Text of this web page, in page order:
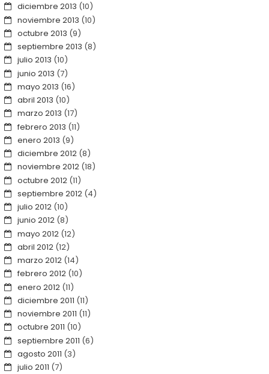
diciembre 2013 (10)
noviembre 2013 (10)
octubre 2013 (9)
septiembre 2013 (8)
julio 2013 (10)
junio 2013 (7)
mayo 2013 (16)
abril 2013 (10)
marzo 2013 (17)
febrero 2013 (11)
enero 2013 (9)
diciembre 2012(8)
noviembre 2012(18)
octubre 2012(11)
septiembre 2012(4)
julio 2012(10)
junio 2012(8)
mayo 2012(12)
abril 2012(12)
marzo 2012(14)
febrero 2012(10)
enero 2012(11)
diciembre 2011 (11)
noviembre 2011 (11)
octubre 2011 (10)
septiembre 2011 (6)
agosto 2011 (3)
julio 2011 (7)